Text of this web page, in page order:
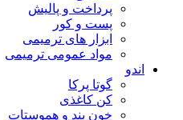
پرداخت و پالیش
پست و کور
ابزار های ترمیمی
مواد عمومی ترمیمی
اندو
گوتا پرکا
کن کاغذی
خون بند و هموستات